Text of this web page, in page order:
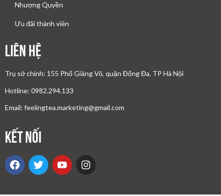
Nhượng Quyền
Ưu đãi thành viên
Liên Hệ
Trụ sở chính: 155 Phố Giảng Võ, quận Đống Đa, TP Hà Nội
Hotline: 0982.294.133
Email: feelingtea.marketing@gmail.com
Kết nối